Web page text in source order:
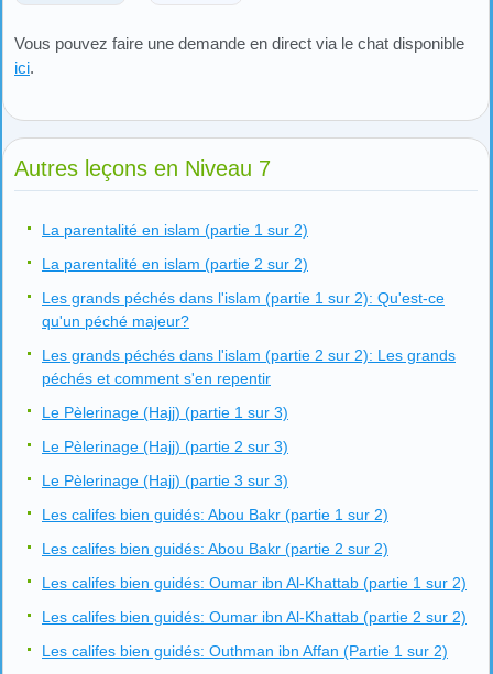
Vous pouvez faire une demande en direct via le chat disponible
ici.
Autres leçons en Niveau 7
La parentalité en islam (partie 1 sur 2)
La parentalité en islam (partie 2 sur 2)
Les grands péchés dans l'islam (partie 1 sur 2): Qu'est-ce
qu'un péché majeur?
Les grands péchés dans l'islam (partie 2 sur 2): Les grands
péchés et comment s'en repentir
Le Pèlerinage (Hajj) (partie 1 sur 3)
Le Pèlerinage (Hajj) (partie 2 sur 3)
Le Pèlerinage (Hajj) (partie 3 sur 3)
Les califes bien guidés: Abou Bakr (partie 1 sur 2)
Les califes bien guidés: Abou Bakr (partie 2 sur 2)
Les califes bien guidés: Oumar ibn Al-Khattab (partie 1 sur 2)
Les califes bien guidés: Oumar ibn Al-Khattab (partie 2 sur 2)
Les califes bien guidés: Outhman ibn Affan (Partie 1 sur 2)